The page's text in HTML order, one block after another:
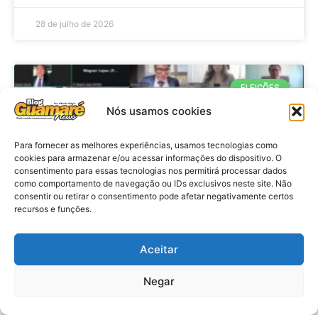
Nós usamos cookies
Para fornecer as melhores experiências, usamos tecnologias como
cookies para armazenar e/ou acessar informações do dispositivo. O
consentimento para essas tecnologias nos permitirá processar dados
como comportamento de navegação ou IDs exclusivos neste site. Não
consentir ou retirar o consentimento pode afetar negativamente certos
recursos e funções.
Aceitar
Negar
28 de julho de 2026
ELEIÇÕES
Eleições 2026: procuradores e
promotores eleitorais realizam
reunião de alinhamento no RN